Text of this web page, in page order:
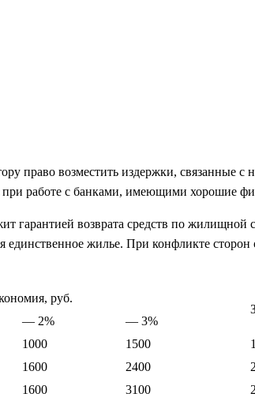
право возместить издержки, связанные
при работе с банками, имеющими хорошие
гарантией возврата средств по
жилье. При конфликте
руб.
— 2%
— 3%
1000 1500
1600 2400
1600 3100